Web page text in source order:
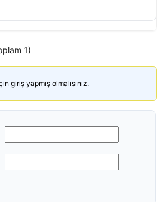
1)
giriş yapmış olmalısınız.